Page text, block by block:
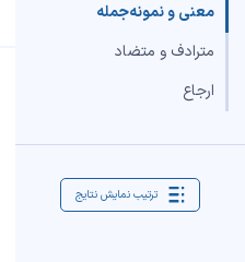
معنی و نمونه‌جمله
مترادف و متضاد
ارجاع
ترتیب نمایش نتایج